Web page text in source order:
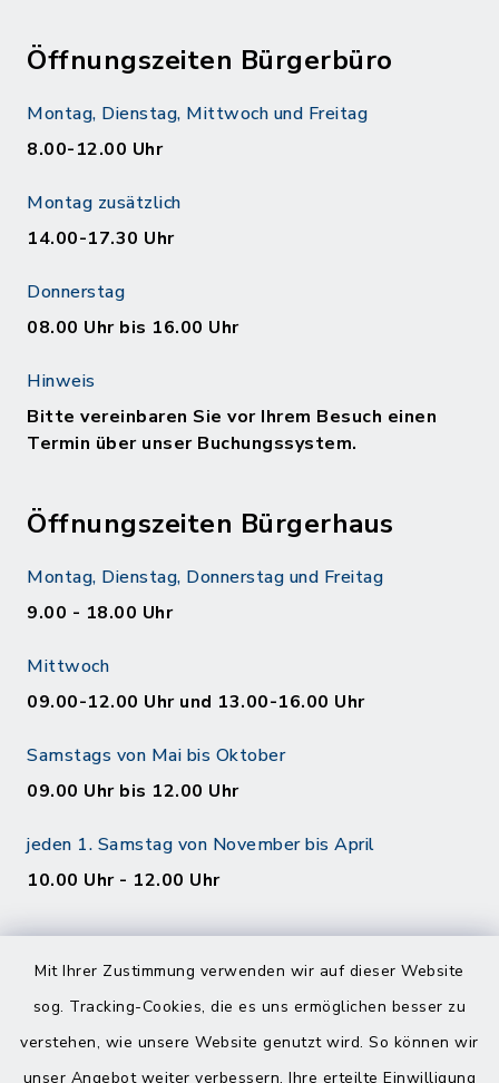
Mit Ihrer Zustimmung verwenden wir auf dieser Website
sog. Tracking-Cookies, die es uns ermöglichen besser zu
verstehen, wie unsere Website genutzt wird. So können wir
unser Angebot weiter verbessern. Ihre erteilte Einwilligung
Öffnungszeiten Bürgerbüro
Montag, Dienstag, Mittwoch und Freitag
8.00-12.00 Uhr
Montag zusätzlich
14.00-17.30 Uhr
Donnerstag
08.00 Uhr bis 16.00 Uhr
Hinweis
Bitte vereinbaren Sie vor Ihrem Besuch einen
Termin über unser Buchungssystem.
Öffnungszeiten Bürgerhaus
Montag, Dienstag, Donnerstag und Freitag
9.00 - 18.00 Uhr
Mittwoch
09.00-12.00 Uhr und 13.00-16.00 Uhr
Samstags von Mai bis Oktober
09.00 Uhr bis 12.00 Uhr
jeden 1. Samstag von November bis April
10.00 Uhr - 12.00 Uhr